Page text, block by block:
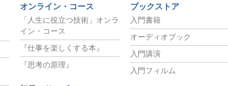
オンライン・コース
「人生に役立つ技術」オンラ
イン・コース
『仕事を楽しくする本』
『思考の原理』
ブックストア
入門書籍
オーディオブック
入門講演
入門フィルム